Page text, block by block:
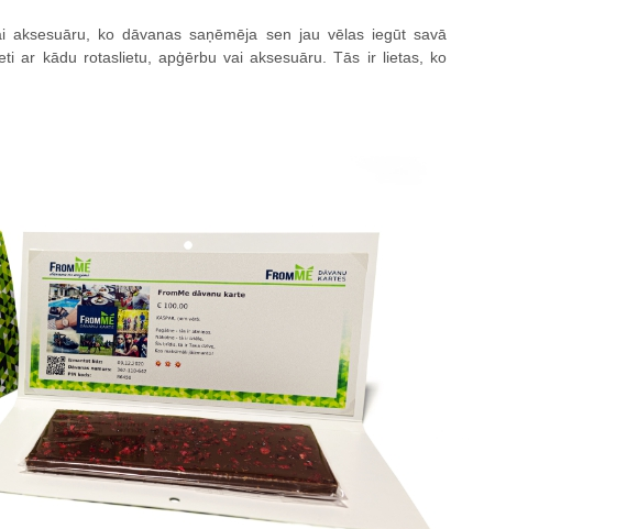
ko dāvanas saņēmēja sen jau vēlas iegūt savā
ar kādu rotaslietu, apģērbu vai aksesuāru. Tās ir lietas, ko